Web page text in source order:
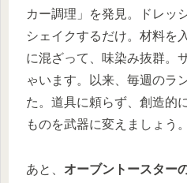
カー調理」を発見。ドレッ
シェイクするだけ。材料を
に混ざって、味染み抜群。
ゃいます。以来、毎週のラ
た。道具に頼らず、創造的
ものを武器に変えましょう。
あと、 オーブントースター